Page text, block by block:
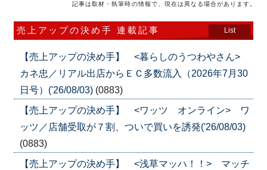
記事は取材・執筆時の情報で、現在は異なる場合があります。
売上アップの決め手 連載記事 List
【売上アップの決め手】 <暮らしのうつわやさん>
カネ忠／リアル出店からＥＣ多数流入（2026年7月30
日号）('26/08/03) (0883)
【売上アップの決め手】 <ワッツ オンライン> ワ
ッツ／店舗受取が７割、ついで買いを誘発('26/08/03)
(0883)
【売上アップの決め手】 <浅草マッハ！！> マッチ